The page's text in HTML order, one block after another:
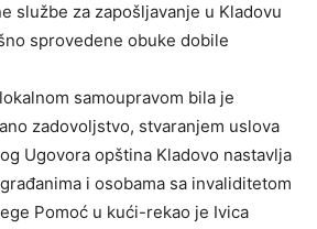
službe za zapošljavanje u Kladovu
sprovedene obuke dobile
samoupravom bila je
zadovoljstvo, stvaranjem uslova
Ugovora opština Kladovo nastavlja
i osobama sa invaliditetom
Pomoć u kući-rekao je Ivica